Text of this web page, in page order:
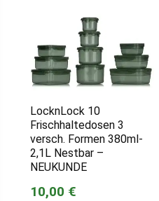
LocknLock 10
Frischhaltedosen 3
versch. Formen 380ml-
2,1L Nestbar –
NEUKUNDE
10,00 €